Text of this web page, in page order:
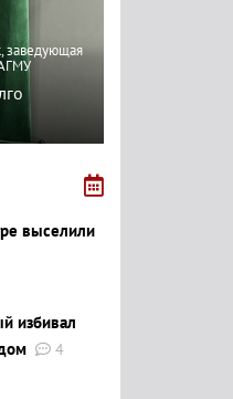
заведующая
выселили
избивал
4